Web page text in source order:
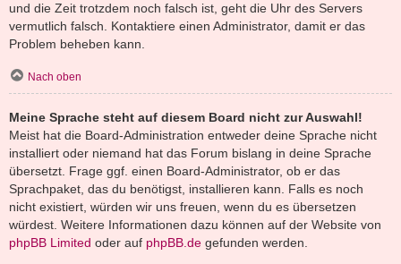
und die Zeit trotzdem noch falsch ist, geht die Uhr des Servers
vermutlich falsch. Kontaktiere einen Administrator, damit er das
Problem beheben kann.
Nach oben
Meine Sprache steht auf diesem Board nicht zur Auswahl!
Meist hat die Board-Administration entweder deine Sprache nicht
installiert oder niemand hat das Forum bislang in deine Sprache
übersetzt. Frage ggf. einen Board-Administrator, ob er das
Sprachpaket, das du benötigst, installieren kann. Falls es noch
nicht existiert, würden wir uns freuen, wenn du es übersetzen
würdest. Weitere Informationen dazu können auf der Website von
phpBB Limited oder auf phpBB.de gefunden werden.